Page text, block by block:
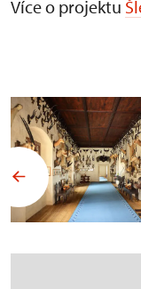
Více o projektu